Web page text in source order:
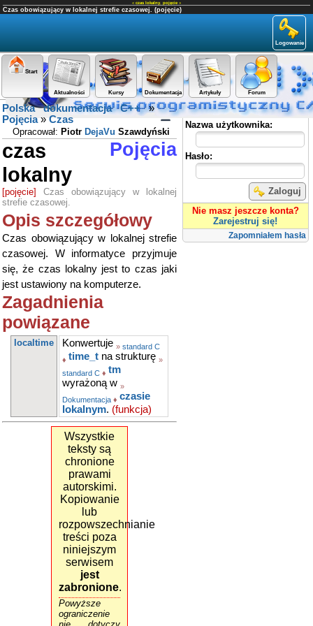
« czas lokalny pojęcie »
Czas obowiązujący w lokalnej strefie czasowej. (pojęcie)
Logowanie
Start
Aktualności Kursy Dokumentacja Artykuły Forum
Panel użytkownika
Nazwa użytkownika:
Hasło:
Zaloguj
Nie masz jeszcze konta?
Zarejestruj się!
Zapomniałem hasła
Polska dokumentacja C++»
Pojęcia» Czas
Opracował: Piotr DejaVu Szawdyński
Pojęcia
czas
lokalny
[pojęcie] Czas obowiązujący w lokalnej
strefie czasowej.
Opis szczegółowy
Czas obowiązujący w lokalnej strefie
czasowej. W informatyce przyjmuje
się, że czas lokalny jest to czas jaki
jest ustawiony na komputerze.
Zagadnienia
powiązane
localtime Konwertuje » standard C
♦ time_t na strukturę »
standard C ♦ tm
wyrażoną w »
Dokumentacja ♦ czasie
lokalnym. (funkcja)
Wszystkie
teksty są
chronione
prawami
autorskimi.
Kopiowanie
lub
rozpowszechnianie
treści poza
niniejszym
serwisem
jest
zabronione.
Powyższe
ograniczenie